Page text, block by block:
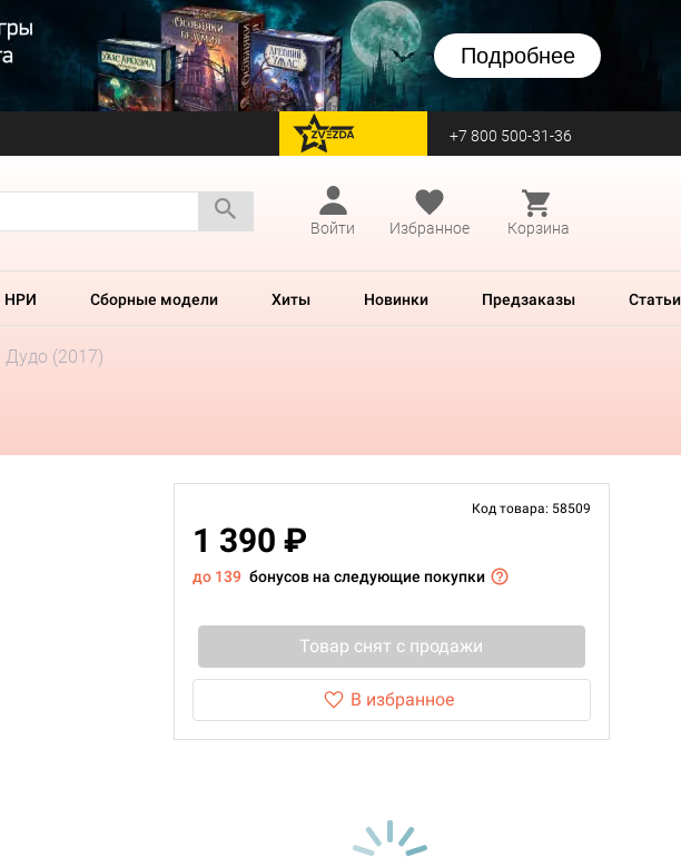
Подробнее
перейти на Zvezda +7 800 500-31-36
Войти
Избранное Корзина
НРИ Сборные модели Хиты Новинки Предзаказы Статьи
Дудо (2017)
Код товара: 58509
1 390 ₽
до 139 бонусов на следующие покупки
Товар снят с продажи
В избранное